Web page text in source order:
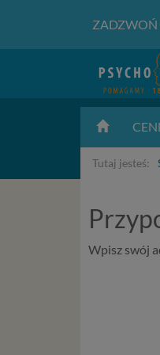
ZADZWOŃ
Tutaj jesteś:
Wpisz swój